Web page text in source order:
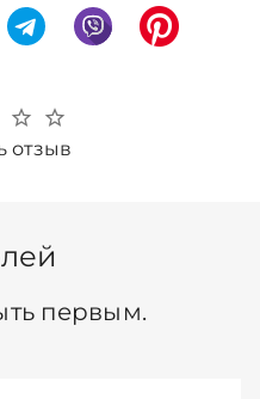
отзыв
первым.